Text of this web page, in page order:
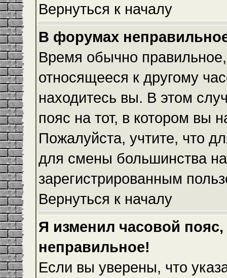
Вернуться к началу
В форумах
Время обычно
относящееся к другому
находитесь вы. В этом
пояс на тот, в котором вы
Пожалуйста, учтите, что
для смены большинства
зарегистрированным
Вернуться к началу
Я изменил часовой
неправильное!
Если вы уверены, что